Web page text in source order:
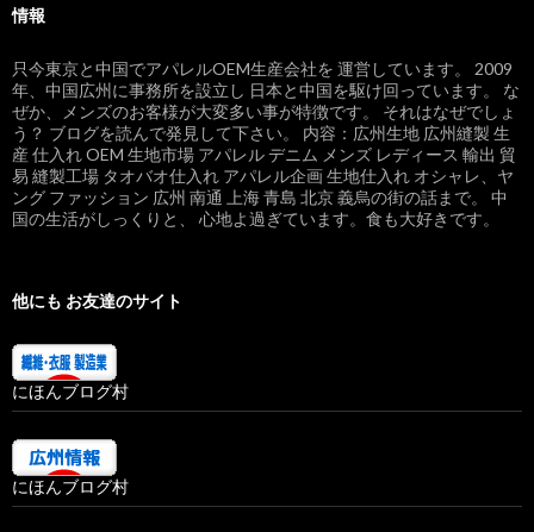
情報
只今東京と中国でアパレルOEM生産会社を 運営しています。 2009
年、中国広州に事務所を設立し 日本と中国を駆け回っています。 な
ぜか、メンズのお客様が大変多い事が特徴です。 それはなぜでしょ
う？ ブログを読んで発見して下さい。 内容：広州生地 広州縫製 生
産 仕入れ OEM 生地市場 アパレル デニム メンズ レディース 輸出 貿
易 縫製工場 タオバオ仕入れ アパレル企画 生地仕入れ オシャレ、ヤ
ング ファッション 広州 南通 上海 青島 北京 義烏の街の話まで。 中
国の生活がしっくりと、 心地よ過ぎています。食も大好きです。
他にも お友達のサイト
にほんブログ村
にほんブログ村